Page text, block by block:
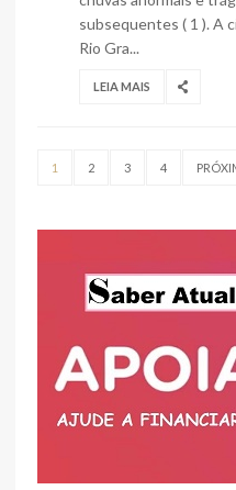
subsequentes ( 1 ). A
Rio Gra...
LEIA MAIS
1 2 3 4